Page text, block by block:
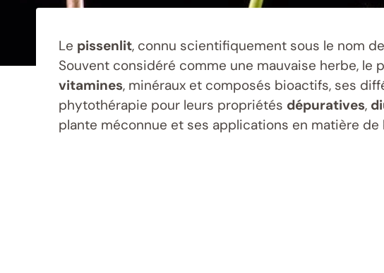
Le pissenlit, connu scientifiquement sous le nom de
Souvent considéré comme une mauvaise herbe,
vitamines, minéraux et composés bioactifs, ses
phytothérapie pour leurs propriétés dépuratives,
plante méconnue et ses applications en matière